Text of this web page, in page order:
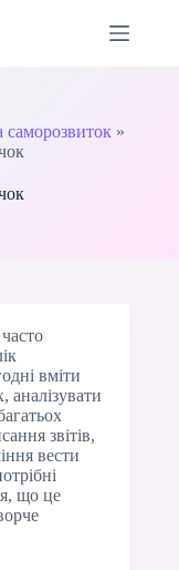
саморозвиток»
вміти
звітів,
вести
що це